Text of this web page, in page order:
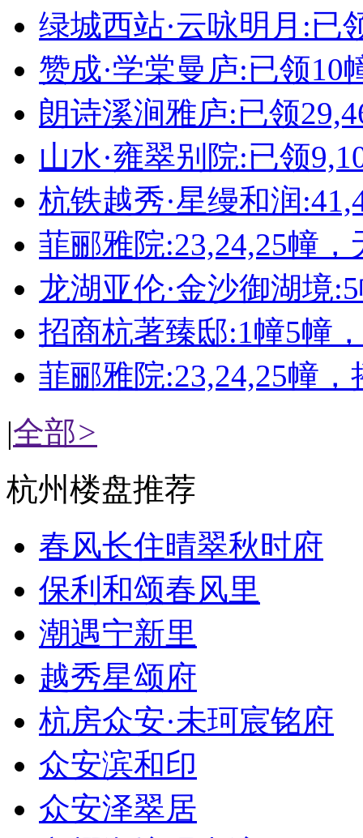
绿城西站·云咏明月:已
赞成·学棠曼庐:已领10
朗诗溪涧雅庐:已领
山水·雍翠别院:已领
杭铁越秀·星缦和润
菲郦雅院:23,24,25幢，
龙湖亚伦·金沙御湖境
招商杭著臻邸:1幢5幢
菲郦雅院:23,24,25幢，
|全部>
杭州楼盘推荐
春风长住晴翠秋时府
保利和颂春风里
潮遇宁新里
越秀星颂府
杭房众安·未珂宸铭府
众安滨和印
众安泽翠居